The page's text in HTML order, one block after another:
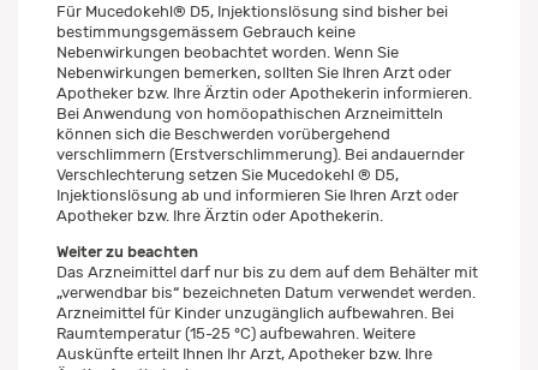
Für Mucedokehl® D5, Injektionslösung sind bisher bei
bestimmungsgemässem Gebrauch keine
Nebenwirkungen beobachtet worden. Wenn Sie
Nebenwirkungen bemerken, sollten Sie Ihren Arzt oder
Apotheker bzw. Ihre Ärztin oder Apothekerin informieren.
Bei Anwendung von homöopathischen Arzneimitteln
können sich die Beschwerden vorübergehend
verschlimmern (Erstverschlimmerung). Bei andauernder
Verschlechterung setzen Sie Mucedokehl ® D5,
Injektionslösung ab und informieren Sie Ihren Arzt oder
Apotheker bzw. Ihre Ärztin oder Apothekerin.
Weiter zu beachten
Das Arzneimittel darf nur bis zu dem auf dem Behälter mit
„verwendbar bis“ bezeichneten Datum verwendet werden.
Arzneimittel für Kinder unzugänglich aufbewahren. Bei
Raumtemperatur (15-25 °C) aufbewahren. Weitere
Auskünfte erteilt Ihnen Ihr Arzt, Apotheker bzw. Ihre